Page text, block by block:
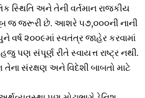
સ્થિતિ અને તેની વર્તમાન રાજકીય
જ જરૂરી છે. આશરે ૫૭,૦૦૦ની નાની
વર્ષ ૨૦૦૯માં સ્વતંત્ર જાહેર કરવામાં
પણ સંપૂર્ણ રીતે સ્વાયત્ત રાષ્ટ્ર નથી.
સંરક્ષણ અને વિદેશી બાબતો માટે